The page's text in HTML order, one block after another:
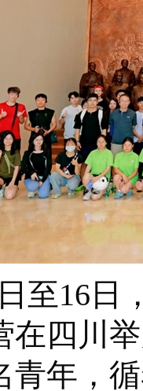
至16日
在四川
青年，